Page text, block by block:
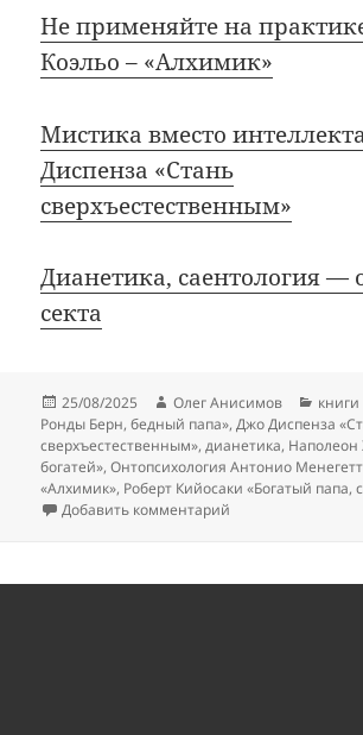
Не применяйте на
Коэльо – «Алхимик»
Мистика вместо
Диспенза «Стань
сверхъестественным»
Дианетика, саентология —
секта
Опубликовано
25/08/2025 Автор
Олег Анисимов книги
Ронды Берн,бедный папа»,Джо Диспенза
сверхъестественным»,дианетика, Наполеон
богатей»,Онтопсихология Антонио
«Алхимик», Роберт Кийосаки «Богатый папа,
Добавить комментарий